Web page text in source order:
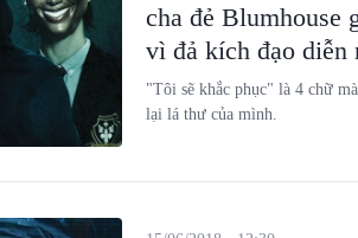
cha đẻ Blumhouse
vì đả kích đạo diễn
"Tôi sẽ khắc phục" là 4 chữ
lại lá thư của mình.